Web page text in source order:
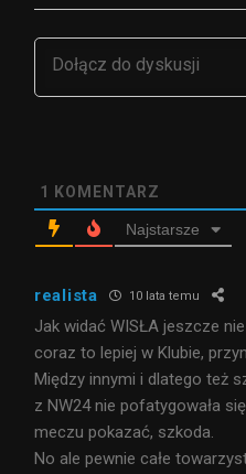
1 KOMENTARZ
Najstarsze
realista 10 lata temu
Jak widać WISŁA jeszcze
coraz to lepiej w Klubie,
Między innymi i dlatego też
z NW24 nie pofatygowała
meczu pokazać, szkoda.
No ale pewnie całe